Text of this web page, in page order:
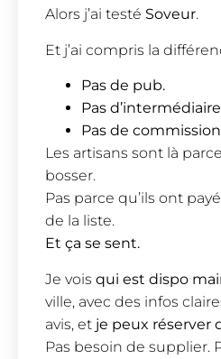
Alors j’ai testé Soveur.
Et j’ai compris la
Pas de pub.
Pas
Pas de
Les artisans sont là
bosser.
Pas parce qu’ils ont
de la liste.
Et ça se sent.
Je vois qui est dispo
ville, avec des infos
avis, et je peux réserver
Pas besoin de supplier.